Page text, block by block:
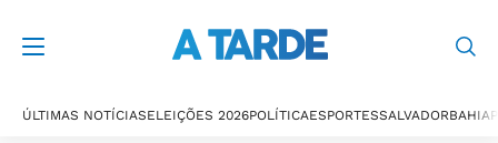
ÚLTIMAS NOTÍCIASELEIÇÕES 2026POLÍTICAESPORTESSALVADORBAHIA